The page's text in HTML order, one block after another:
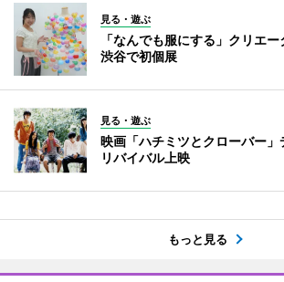
見る・遊ぶ
「なんでも服にする」クリエー
渋谷で初個展
見る・遊ぶ
映画「ハチミツとクローバー
リバイバル上映
もっと見る